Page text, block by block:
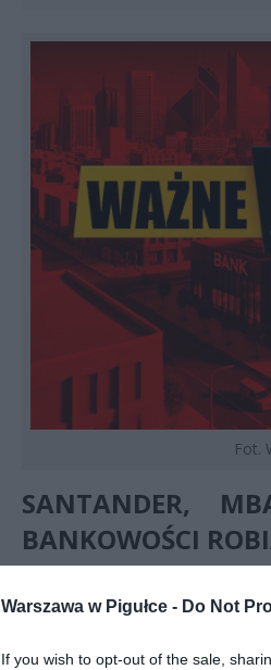
Warszawa w Pigułce - Do Not
If you wish to opt-out of the sale,
Fot.
SANTANDER,
BANKOWOŚCI
największe instytucje w Polsce.
korzystać z bankowości